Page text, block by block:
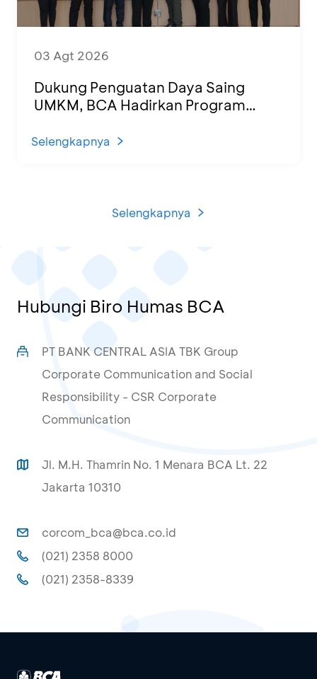
03 Agt 2026
Dukung Penguatan Daya Saing
UMKM, BCA Hadirkan Program
di KCU Tanjung Priok
Selengkapnya
Selengkapnya
Hubungi Biro Humas BCA
PT BANK CENTRAL ASIA TBK Group
Corporate Communication and Social
Responsibility - CSR Corporate
Communication
Jl. M.H. Thamrin No. 1 Menara BCA Lt. 22
Jakarta 10310
corcom_bca@bca.co.id
(021) 2358 8000
(021) 2358-8339